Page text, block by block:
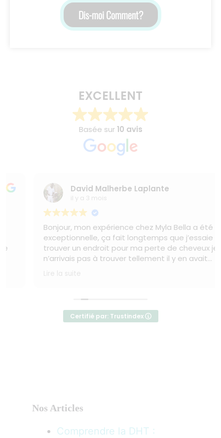
Dis-moi Comment?
EXCELLENT
Basée sur10 avis
David Malherbe Laplante
il y a 3 mois
Bonjour, mon expérience chez Myla Bella a été
exceptionnelle, ça fait longtemps que j’essaie de
trouver un endroit pour ma perte de cheveux je
n’arrivais pas à trouver tellement il y en avait
beaucoup j’étais pas sûr de moi. Et lorsque j’ai
tombé sur le site Myla Bella et je suis rentré en
m’as toute suite mis en confiance et elle m’as
rencontré chez moi pour ma première séance et
depuis je suis satisfait des résultats, très
Lire la suite
Certifié par: Trustindex
Nos Articles
Comprendre la DHT :